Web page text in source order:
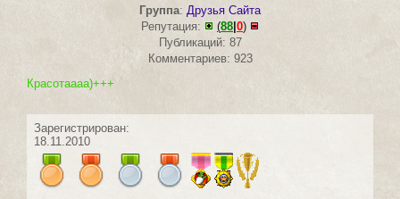
Группа: Друзья Сайта
Репутация:
(88 0)
Публикаций: 87
Комментариев: 923
Красотаааа)+++
Зарегистрирован:
18.11.2010